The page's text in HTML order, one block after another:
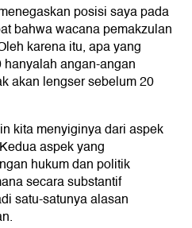
posisi saya pada
bahwa wacana pemakzulan
karena itu, apa yang
angan-angan
akan lengser sebelum 20
kita menyiginya dari aspek
aspek yang
hukum dan politik
secara substantif
satu-satunya alasan